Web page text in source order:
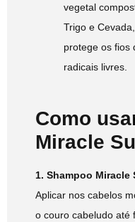
vegetal
Trigo e
protege os fios
radicais livres.
Como
Miracle
1. Shampoo Miracle
Aplicar nos cabelos
o couro cabeludo até